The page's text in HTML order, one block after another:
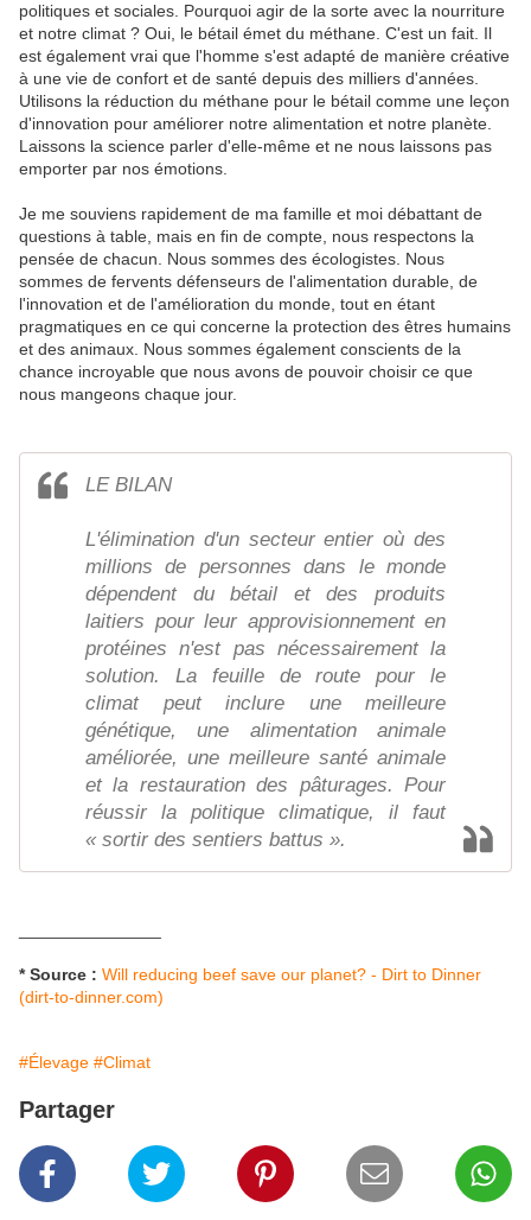
politiques et sociales. Pourquoi agir de la sorte avec la nourriture
et notre climat ? Oui, le bétail émet du méthane. C'est un fait. Il
est également vrai que l'homme s'est adapté de manière créative
à une vie de confort et de santé depuis des milliers d'années.
Utilisons la réduction du méthane pour le bétail comme une leçon
d'innovation pour améliorer notre alimentation et notre planète.
Laissons la science parler d'elle-même et ne nous laissons pas
emporter par nos émotions.
Je me souviens rapidement de ma famille et moi débattant de
questions à table, mais en fin de compte, nous respectons la
pensée de chacun. Nous sommes des écologistes. Nous
sommes de fervents défenseurs de l'alimentation durable, de
l'innovation et de l'amélioration du monde, tout en étant
pragmatiques en ce qui concerne la protection des êtres humains
et des animaux. Nous sommes également conscients de la
chance incroyable que nous avons de pouvoir choisir ce que
nous mangeons chaque jour.
LE BILAN
L'élimination d'un secteur entier où des
millions de personnes dans le monde
dépendent du bétail et des produits
laitiers pour leur approvisionnement en
protéines n'est pas nécessairement la
solution. La feuille de route pour le
climat peut inclure une meilleure
génétique, une alimentation animale
améliorée, une meilleure santé animale
et la restauration des pâturages. Pour
réussir la politique climatique, il faut
« sortir des sentiers battus ».
* Source : Will reducing beef save our planet? - Dirt to Dinner
(dirt-to-dinner.com)
#Élevage #Climat
Partager